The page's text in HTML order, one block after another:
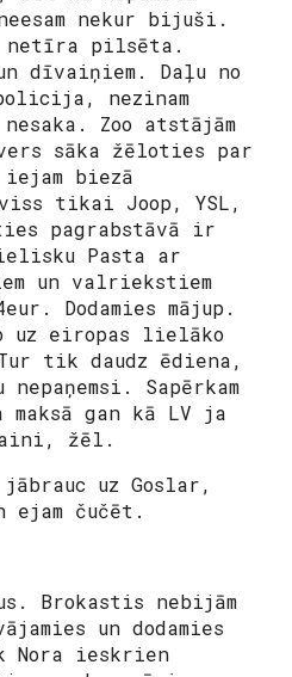
nekur bijuši.
netīra pilsēta.
dīvaiņiem. Daļu no
nezinam
Zoo atstājām
sāka žēloties par
biezā
tikai Joop, YSL,
pagrabstāvā ir
Pasta ar
un valriekstiem
Dodamies mājup.
uz eiropas lielāko
tik daudz ēdiena,
Sapērkam
maksā gan kā LV ja
žēl.
uz Goslar,
ejam čučēt.
Brokastis nebijām
un dodamies
Nora ieskrien